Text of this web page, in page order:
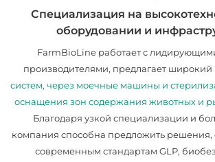
Специализация на
оборудовании и
FarmBioLine работает с
производителями, предлагает широкий
систем, через моечные машины и
оснащения зон содержания животных и
Благодаря узкой специализации и
компания способна предложить решения,
современным стандартам GLP,